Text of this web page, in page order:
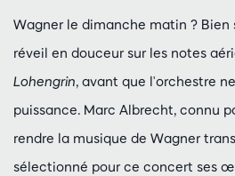
Wagner le dimanche matin ? Bien
réveil en douceur sur les notes
Lohengrin, avant que l'orchestre
puissance. Marc Albrecht, connu
rendre la musique de Wagner
sélectionné pour ce concert ses